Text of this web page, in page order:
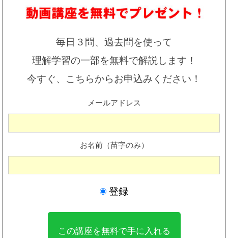
毎日３問、過去問を使って
理解学習の一部を無料で解説します！
今すぐ、こちらからお申込みください！
メールアドレス
お名前（苗字のみ）
登録